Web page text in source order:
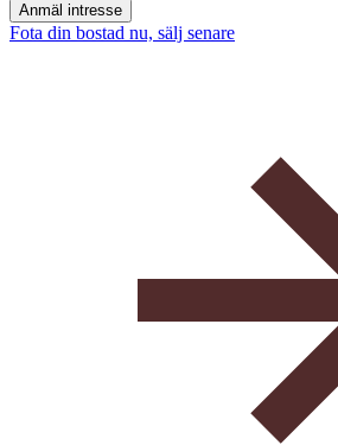
Anmäl intresse
Fota din bostad nu, sälj senare